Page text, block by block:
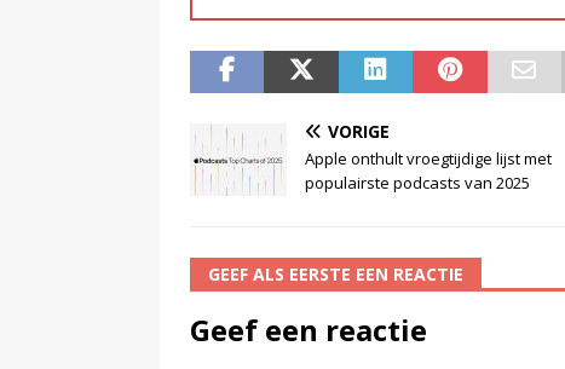
VORIGE
Apple onthult vroegtijdige lijst met
populairste podcasts van 2025
GEEF ALS EERSTE EEN REACTIE
Geef een reactie